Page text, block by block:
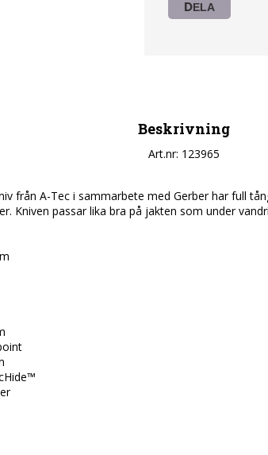
DELA
Beskrivning
Art.nr: 123965
från A-Tec i sammarbete med Gerber har full
Kniven passar lika bra på jakten som under